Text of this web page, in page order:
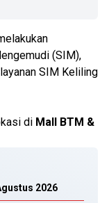
(SIM),
SIM Keliling
di Mall BTM &
2026